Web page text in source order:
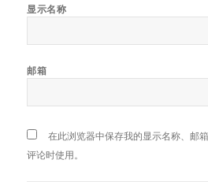
显示名称
邮箱
在此浏览器中保存我的显示名称、邮
评论时使用。